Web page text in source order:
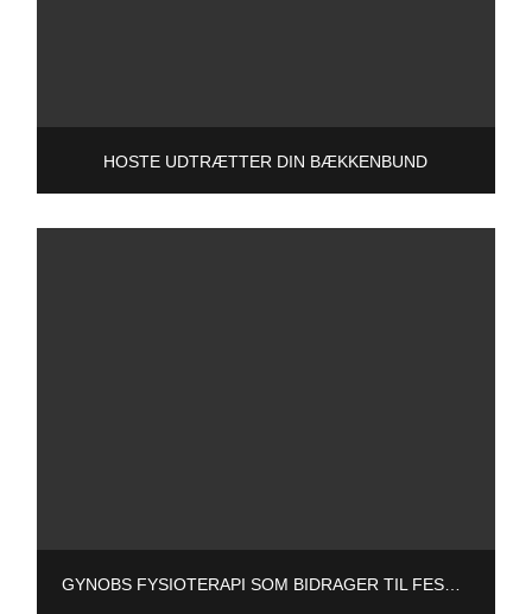
HOSTE UDTRÆTTER DIN BÆKKENBUND
GYNOBS FYSIOTERAPI SOM BIDRAGER TIL FESTSTEMNINGEN